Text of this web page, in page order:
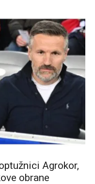
Agrokor,
obrane